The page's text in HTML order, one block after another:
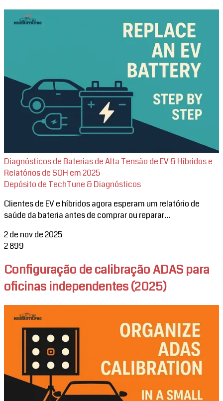
Diagnósticos de Baterias de Alta Tensão de EV & Híbridos e
Relatórios de SOH em 2025
Depósito de TechTune & Diagnósticos
Clientes de EV e híbridos agora esperam um relatório de
saúde da bateria antes de comprar ou reparar...
2 de nov de 2025
2899
Configuração de calibração ADAS para
oficinas independentes (2025)